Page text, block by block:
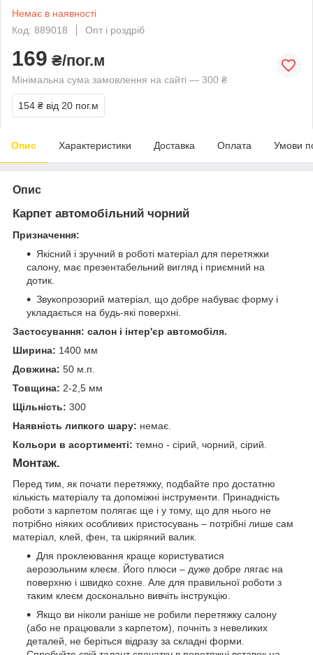
Немає в наявності
Код: 889018
Опт і роздріб
169 ₴/пог.м
Мінімальна сума замовлення на сайті — 300 ₴
154 ₴ від 20 пог.м
Опис Характеристики Доставка Оплата Умови
Опис
Карпет автомобільний чорний
Призначення:
Якісний і зручний в роботі матеріал для перетяжки
салону, має презентабельний вигляд і приємний на
дотик.
Звукопрозорий матеріал, що добре набуває форму і
укладається на будь-які поверхні.
Застосування: салон і інтер'єр автомобіля.
Ширина: 1400 мм
Довжина: 50 м.п.
Товщина: 2-2,5 мм
Щільність: 300
Наявність липкого шару: немає.
Кольори в асортименті: темно - сірий, чорний, сірий.
Монтаж.
Перед тим, як почати перетяжку, подбайте про достатню
кількість матеріалу та допоміжні інструменти. Принадність
роботи з карпетом полягає ще і у тому, що для нього не
потрібно ніяких особливих пристосувань – потрібні лише сам
матеріал, клей, фен, та шкіряний валик.
Для проклеювання краще користуватися
аерозольним клеєм. Його плюси – дуже добре лягає на
поверхню і швидко сохне. Але для правильної роботи з
таким клеєм досконально вивчіть інструкцію.
Якщо ви ніколи раніше не робили перетяжку салону
(або не працювали з карпетом), почніть з невеликих
деталей, не беріться відразу за складні форми.